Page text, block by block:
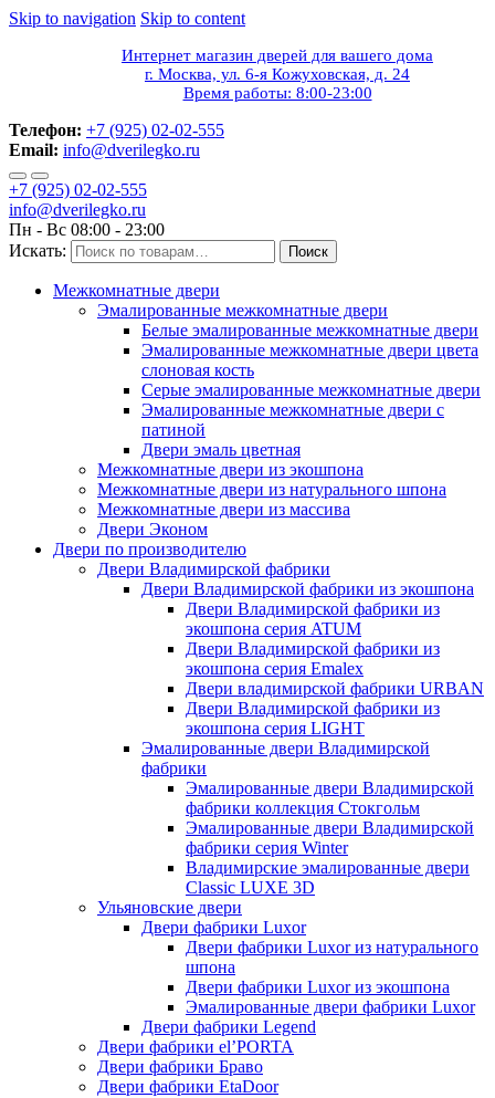
Skip to navigation Skip to content
Интернет магазин дверей для вашего дома
г. Москва, ул. 6-я Кожуховская, д. 24
Время работы: 8:00-23:00
Телефон: +7 (925) 02-02-555
Email: info@dverilegko.ru
+7 (925) 02-02-555
info@dverilegko.ru
Пн - Вс 08:00 - 23:00
Искать:
Поиск
Межкомнатные двери
Эмалированные межкомнатные двери
Белые эмалированные межкомнатные двери
Эмалированные межкомнатные двери цвета
слоновая кость
Серые эмалированные межкомнатные двери
Эмалированные межкомнатные двери c
патиной
Двери эмаль цветная
Межкомнатные двери из экошпона
Межкомнатные двери из натурального шпона
Межкомнатные двери из массива
Двери Эконом
Двери по производителю
Двери Владимирской фабрики
Двери Владимирской фабрики из экошпона
Двери Владимирской фабрики из
экошпона серия ATUM
Двери Владимирской фабрики из
экошпона серия Emalex
Двери владимирской фабрики URBAN
Двери Владимирской фабрики из
экошпона серия LIGHT
Эмалированные двери Владимирской
фабрики
Эмалированные двери Владимирской
фабрики коллекция Стокгольм
Эмалированные двери Владимирской
фабрики серия Winter
Владимирские эмалированные двери
Classic LUXE 3D
Ульяновские двери
Двери фабрики Luxor
Двери фабрики Luxor из натурального
шпона
Двери фабрики Luxor из экошпона
Эмалированные двери фабрики Luxor
Двери фабрики Legend
Двери фабрики el’PORTA
Двери фабрики Браво
Двери фабрики EtaDoor